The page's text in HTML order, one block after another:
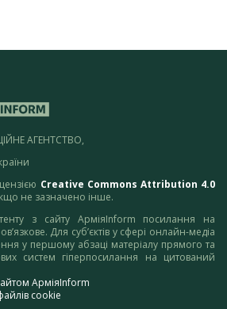
АГЕНТСТВО,
Creative Commons Attribution 4.0
не зазначено інше.
з сайту АрміяInform посилання на
Для суб’єктів у сфері онлайн-медіа
у першому абзаці матеріалу прямого та
систем гіперпосилання на цитований
АрміяInform
cookie